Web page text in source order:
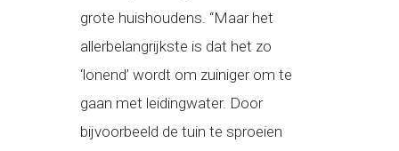
grote huishoudens. “Maar het
allerbelangrijkste is dat het zo
‘lonend’ wordt om zuiniger om te
gaan met leidingwater. Door
bijvoorbeeld de tuin te sproeien